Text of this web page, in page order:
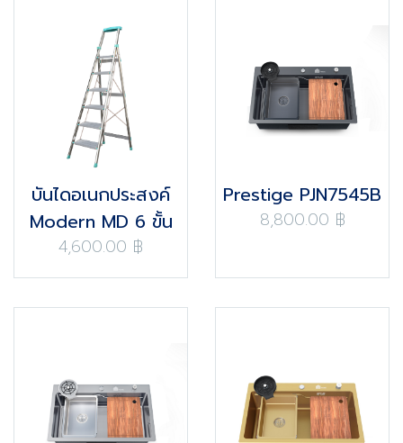
บันไดอเนกประสงค์
Modern MD 6 ขั้น
4,600.00 ฿
Prestige PJN7545B
8,800.00 ฿